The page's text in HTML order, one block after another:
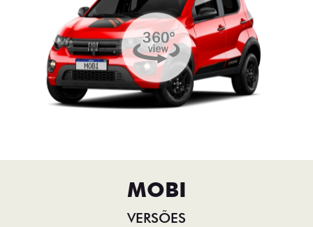
MOBI
VERSÕES